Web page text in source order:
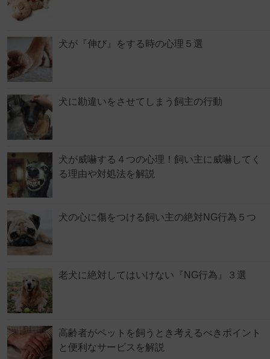
犬が『伸び』をする時の心理５選
犬に勘違いをさせてしまう飼主の行動
犬が威嚇する４つの心理！飼い主に威嚇してく
る理由や対処法を解説
犬の心に傷をつける飼い主の絶対NG行為５つ
老犬に絶対してはいけない『NG行為』３選
高齢者がペットを飼うとき考えるべきポイント
と便利なサービスを解説